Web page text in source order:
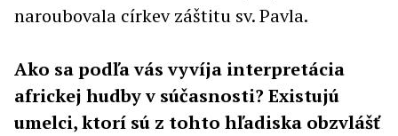
naroubovala církev záštitu sv. Pavla.
Ako sa podľa vás vyvíja interpretácia
africkej hudby v súčasnosti? Existujú
umelci, ktorí sú z tohto hľadiska obzvlášť